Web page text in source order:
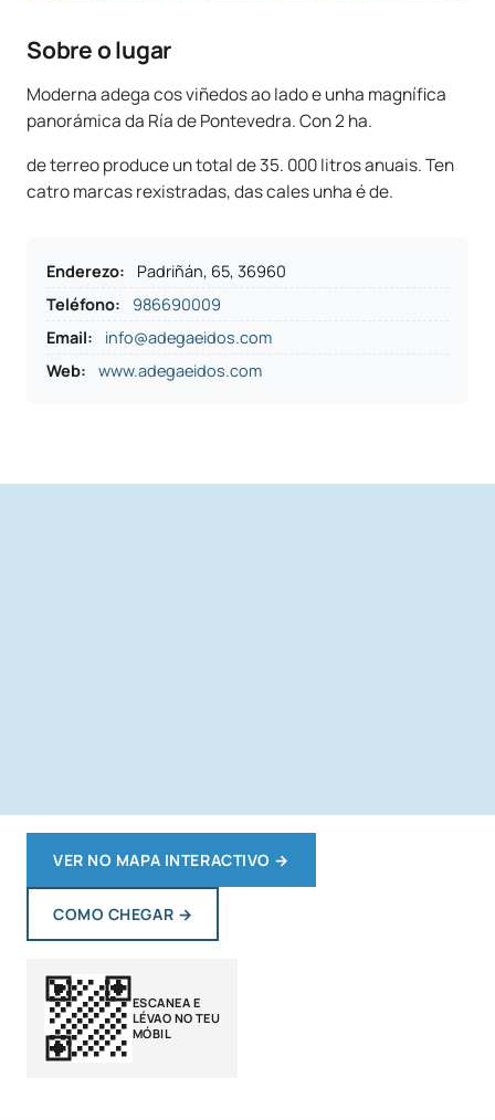
Sobre o lugar
Moderna adega cos viñedos ao lado e unha magnífica
panorámica da Ría de Pontevedra. Con 2 ha.
de terreo produce un total de 35. 000 litros anuais. Ten
catro marcas rexistradas, das cales unha é de.
Enderezo:
Padriñán, 65, 36960
Teléfono:
986690009
Email:
info@adegaeidos.com
Web:
www.adegaeidos.com
VER NO MAPA INTERACTIVO →
COMO CHEGAR →
ESCANEA E
LÉVAO NO TEU
MÓBIL